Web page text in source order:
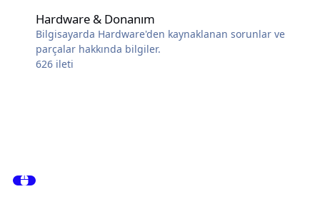
Hardware & Donanım
Bilgisayarda Hardware'den kaynaklanan sorunlar ve
parçalar hakkında bilgiler.
626 ileti